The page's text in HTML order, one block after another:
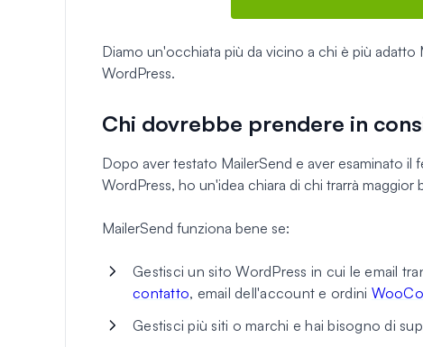
Diamo un'occhiata più da vicino a chi è più adatto
WordPress.
Chi dovrebbe prendere in
Dopo aver testato MailerSend e aver esaminato il
WordPress, ho un'idea chiara di chi trarrà
MailerSend funziona bene se:
Gestisci un sito WordPress in cui le email
contatto, email dell'account e ordini
Gestisci più siti o marchi e hai bisogno di